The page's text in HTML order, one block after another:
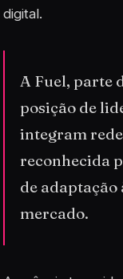
digital.
A Fuel, parte
posição de
integram
reconhecida
de adaptação
mercado.